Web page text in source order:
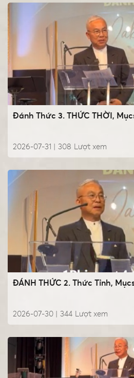
Đánh Thức 3. THỨC THỜI,
2026-07-31 | Lượt xem
308
ĐÁNH THỨC 2. Thức Tỉnh,
2026-07-30 | Lượt xem
344